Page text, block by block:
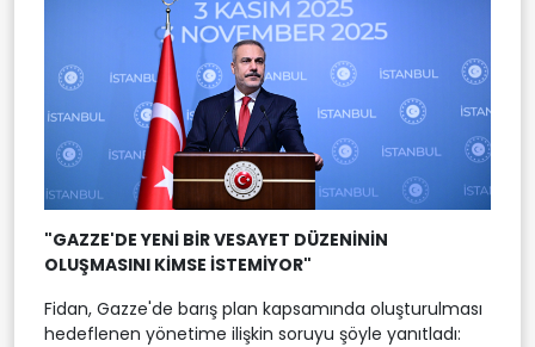
"GAZZE'DE YENİ BİR VESAYET DÜZENİNİN
OLUŞMASINI KİMSE İSTEMİYOR"
Fidan, Gazze'de barış plan kapsamında oluşturulması
hedeflenen yönetime ilişkin soruyu şöyle yanıtladı: